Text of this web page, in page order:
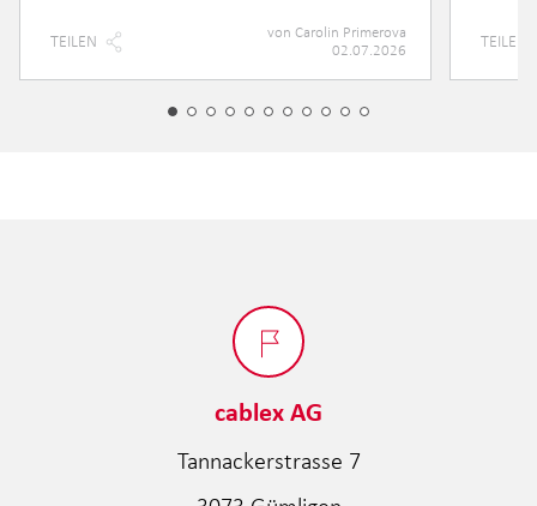
TEILEN vonCarolin Primerova
02.07.2026
TEILEN
cablex AG
Tannackerstrasse 7